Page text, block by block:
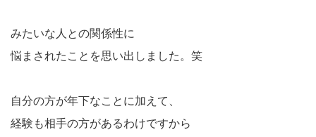
みたいな人との関係性に
悩まされたことを思い出しました。笑
自分の方が年下なことに加えて、
経験も相手の方があるわけですから